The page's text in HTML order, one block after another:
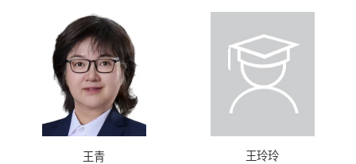
王青 王玲玲